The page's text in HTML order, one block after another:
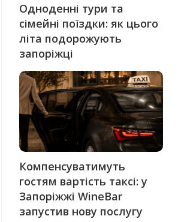
Одноденні тури та
сімейні поїздки: як цього
літа подорожують
запоріжці
Компенсуватимуть
гостям вартість таксі: у
Запоріжжі WineBar
запустив нову послугу